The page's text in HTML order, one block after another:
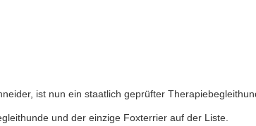
ist nun ein staatlich geprüfter
und der einzige Foxterrier auf der Liste.